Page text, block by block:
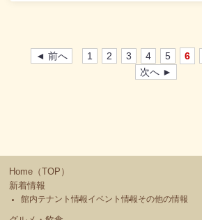
◄ 前へ 1 2 3 4 5 6
次へ ►
Home（TOP）
新着情報
館内テナント情報イベント情報その他の情報